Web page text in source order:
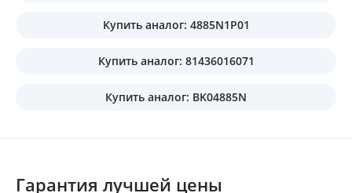
Купить аналог: 4885N1P01
Купить аналог: 81436016071
Купить аналог: BK04885N
Гарантия лучшей цены